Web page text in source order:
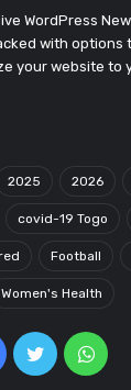
WordPress
with options
your website to
2025 2026
covid-19 Togo
Football
Women's Health
Twitter